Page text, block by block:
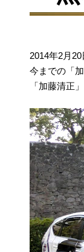
2014年2月
今までの「
「加藤清正